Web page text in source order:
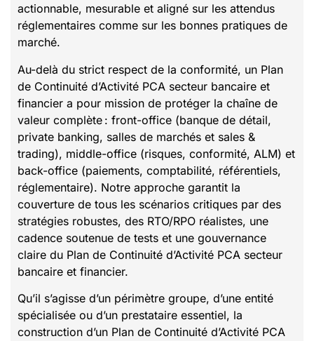
actionnable, mesurable et aligné sur les attendus
réglementaires comme sur les bonnes pratiques de
marché.
Au-delà du strict respect de la conformité, un Plan
de Continuité d’Activité PCA secteur bancaire et
financier a pour mission de protéger la chaîne de
valeur complète : front-office (banque de détail,
private banking, salles de marchés et sales &
trading), middle-office (risques, conformité, ALM) et
back-office (paiements, comptabilité, référentiels,
réglementaire). Notre approche garantit la
couverture de tous les scénarios critiques par des
stratégies robustes, des RTO/RPO réalistes, une
cadence soutenue de tests et une gouvernance
claire du Plan de Continuité d’Activité PCA secteur
bancaire et financier.
Qu’il s’agisse d’un périmètre groupe, d’une entité
spécialisée ou d’un prestataire essentiel, la
construction d’un Plan de Continuité d’Activité PCA